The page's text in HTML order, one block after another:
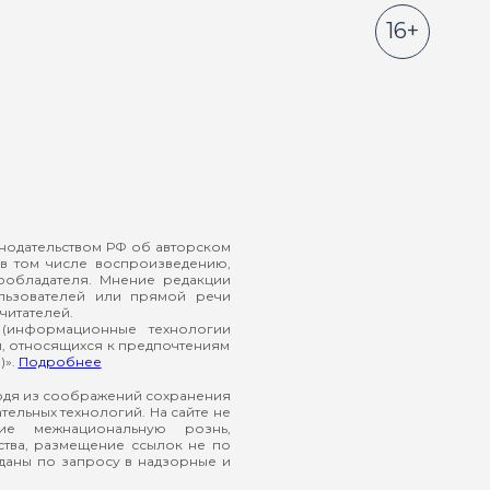
РФ об авторском
числе воспроизведению,
Мнение редакции
или прямой речи
технологии
относящихся к предпочтениям
Подробнее
из соображений сохранения
технологий. На сайте не
межнациональную рознь,
размещение ссылок не по
по запросу в надзорные и
16+